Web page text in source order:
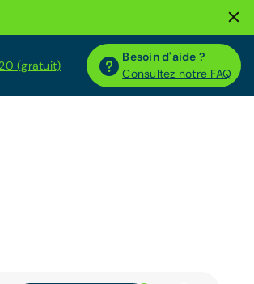
(gratuit)
Besoin d'aide ?
Consultez notre FAQ